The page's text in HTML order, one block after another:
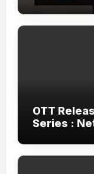
OTT
Series : Netflix, JioHotstar और Ultra